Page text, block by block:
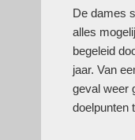
De dames
alles
begeleid
jaar. Van
geval weer
doelpunten